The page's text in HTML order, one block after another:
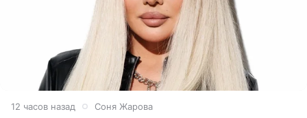
12 часов назад Соня Жарова